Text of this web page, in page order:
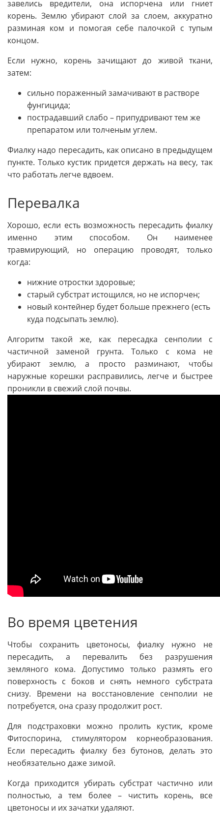
завелись вредители, она испорчена или гниет
корень. Землю убирают слой за слоем, аккуратно
разминая ком и помогая себе палочкой с тупым
концом.
Если нужно, корень зачищают до живой ткани,
затем:
сильно пораженный замачивают в растворе
фунгицида;
пострадавший слабо – припудривают тем же
препаратом или толченым углем.
Фиалку надо пересадить, как описано в предыдущем
пункте. Только кустик придется держать на весу, так
что работать легче вдвоем.
Перевалка
Хорошо, если есть возможность пересадить фиалку
именно этим способом. Он наименее
травмирующий, но операцию проводят, только
когда:
нижние отростки здоровые;
старый субстрат истощился, но не испорчен;
новый контейнер будет больше прежнего (есть
куда подсыпать землю).
Алгоритм такой же, как пересадка сенполии с
частичной заменой грунта. Только с кома не
убирают землю, а просто разминают, чтобы
наружные корешки расправились, легче и быстрее
проникли в свежий слой почвы.
Во время цветения
Чтобы сохранить цветоносы, фиалку нужно не
пересадить, а перевалить без разрушения
земляного кома. Допустимо только размять его
поверхность с боков и снять немного субстрата
снизу. Времени на восстановление сенполии не
потребуется, она сразу продолжит рост.
Для подстраховки можно пролить кустик, кроме
Фитоспорина, стимулятором корнеобразования.
Если пересадить фиалку без бутонов, делать это
необязательно даже зимой.
Когда приходится убирать субстрат частично или
полностью, а тем более – чистить корень, все
цветоносы и их зачатки удаляют.